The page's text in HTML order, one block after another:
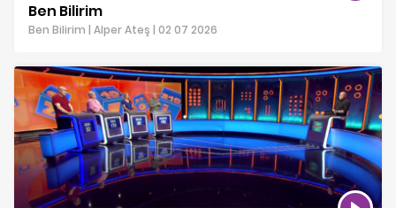
Ben Bilirim
Ben Bilirim | Alper Ateş | 02 07 2026